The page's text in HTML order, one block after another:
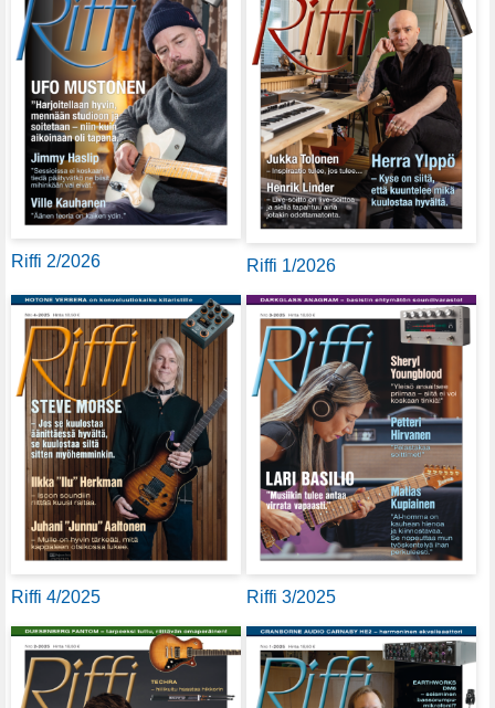
Riffi 2/2026 Riffi 1/2026
Riffi 4/2025 Riffi 3/2025